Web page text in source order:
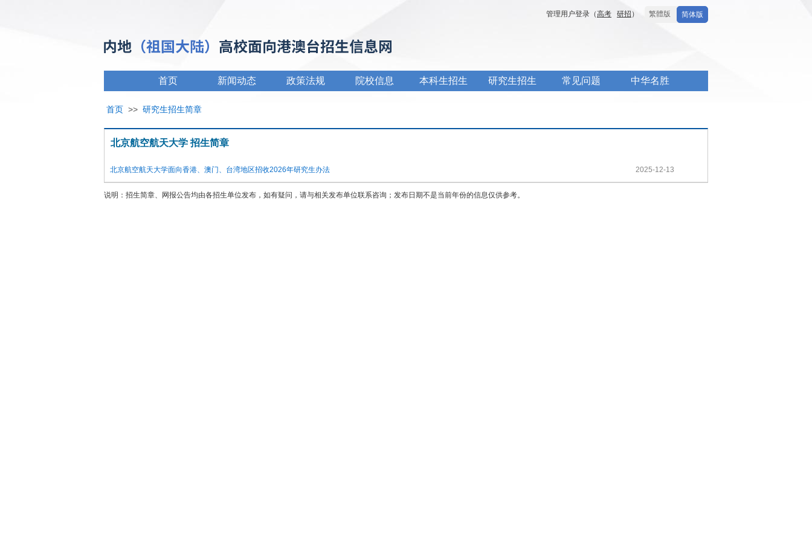
简体版
繁體版
管理用户登录（高考 研招 ）
首页 新闻动态 政策法规 院校信息 本科生招生 研究生招生 常见问题 中华名胜
首页 >> 研究生招生简章
北京航空航天大学 招生简章
北京航空航天大学面向香港、澳门、台湾地区招收2026年研究生办法 2025-12-13
说明：招生简章、网报公告均由各招生单位发布，如有疑问，请与相关发布单位联系咨询；发布日期不是当前年份的信息仅供参考。